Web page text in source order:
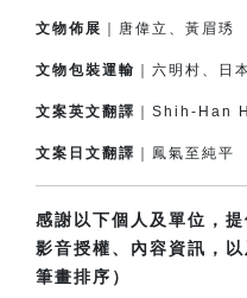
文物佈展 ｜唐偉立、黃眉琇
文物包裝運輸 ｜六明村、日
文案英文翻譯 ｜Shih-Han
文案日文翻譯 ｜鳳氣至純平
感謝以下個人及單位，
影音授權、內容資訊，
筆畫排序）